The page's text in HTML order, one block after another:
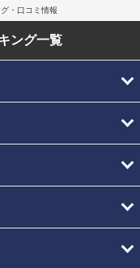
・口コミ情報
ング一覧